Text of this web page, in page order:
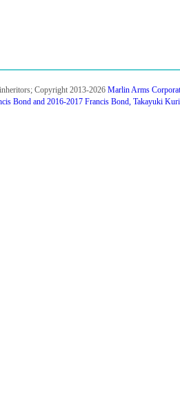
Copyright 2013-2026 Marlin Arms
Bond and 2016-2017 Francis Bond, Takayuki